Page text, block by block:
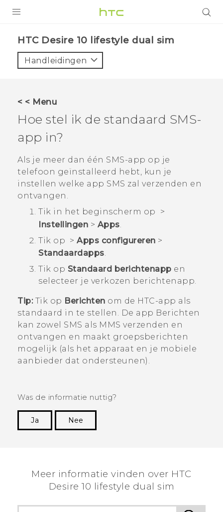
VIVE
AANBIEDINGEN
HTC Club
SUPPORT
HTC-apparaten & -accessoires
VIVERSE
Aanmelden
HTC Desire 10 lifestyle dual sim‎
Handleidingen
< < Menu
Hoe stel ik de standaard SMS-
app in?
Als je meer dan één SMS-app op je
telefoon geïnstalleerd hebt, kun je
instellen welke app SMS zal verzenden en
ontvangen.
Tik in het beginscherm op
>
Instellingen > Apps
Tik op > Apps configureren >
Standaardapps.
Tik op Standaard berichtenapp en
selecteer je verkozen berichtenapp.
Tip:Tik op Berichten om de HTC-app als
standaard in te stellen. De app Berichten
kan zowel SMS als MMS verzenden en
ontvangen en maakt groepsberichten
mogelijk (als het apparaat en je mobiele
aanbieder dat ondersteunen).
Was de informatie nuttig?
Ja
Nee
Meer informatie vinden over HTC
Desire 10 lifestyle dual sim